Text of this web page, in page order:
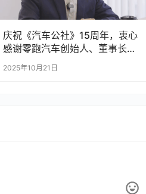
庆祝《汽车公社》15周年，衷心
感谢零跑汽车创始人、董事长、
CEO朱江明为《汽车公社》发来
的诚挚祝福！
2025年10月21日